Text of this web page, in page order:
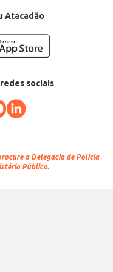
Atacadão
sociais
a Delegacia de Polícia
Público.